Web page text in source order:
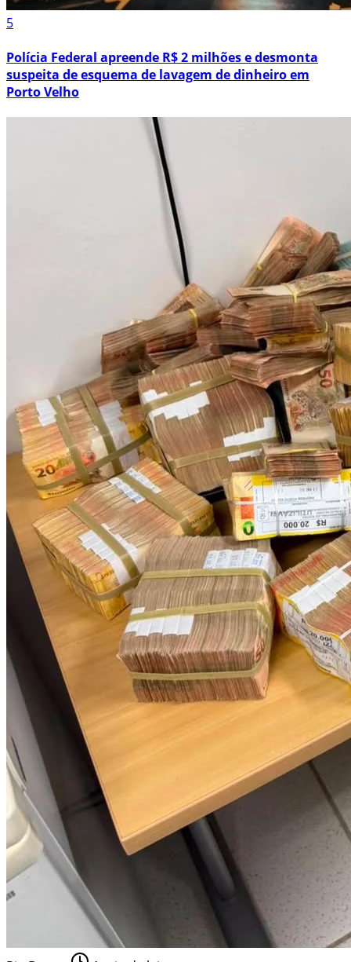
5
Polícia Federal apreende R$ 2 milhões e desmonta
suspeita de esquema de lavagem de dinheiro em
Porto Velho